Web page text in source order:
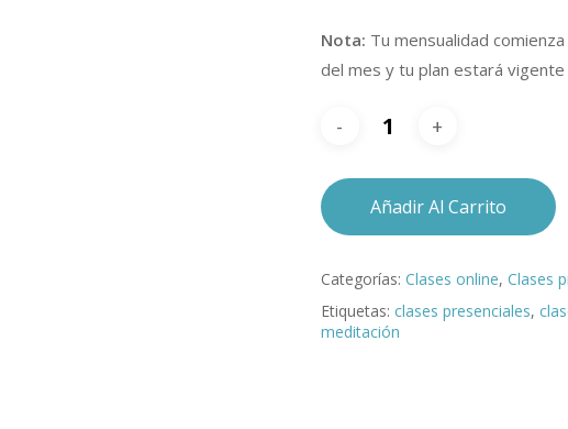
Nota: Tu mensualidad
del mes y tu plan estará
Añadir Al Carrito
Categorías: Clases online, Clases
Etiquetas: clases presenciales,
meditación